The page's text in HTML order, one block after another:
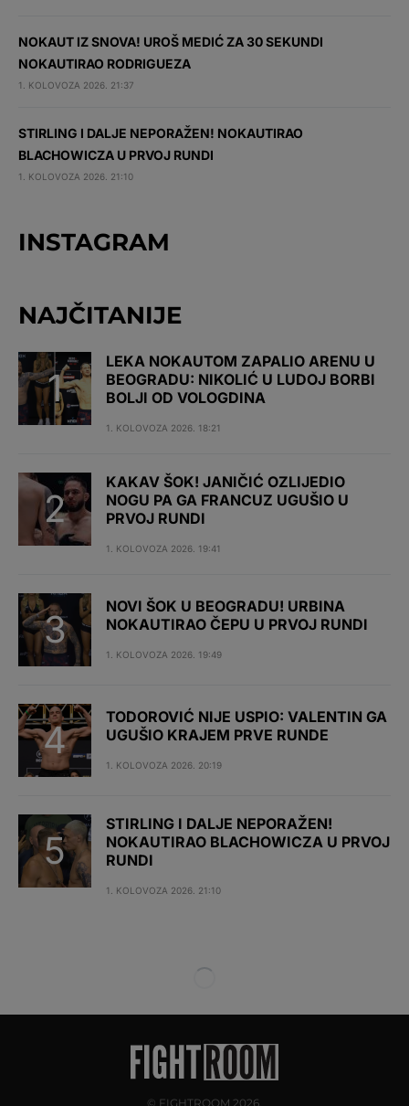
NOKAUT IZ SNOVA! UROŠ MEDIĆ ZA 30 SEKUNDI
NOKAUTIRAO RODRIGUEZA
1. KOLOVOZA 2026. 21:37
STIRLING I DALJE NEPORAŽEN! NOKAUTIRAO
BLACHOWICZA U PRVOJ RUNDI
1. KOLOVOZA 2026. 21:10
INSTAGRAM
NAJČITANIJE
LEKA NOKAUTOM ZAPALIO ARENU U
BEOGRADU: NIKOLIĆ U LUDOJ BORBI
BOLJI OD VOLOGDINA
1. KOLOVOZA 2026. 18:21
KAKAV ŠOK! JANIČIĆ OZLIJEDIO
NOGU PA GA FRANCUZ UGUŠIO U
PRVOJ RUNDI
1. KOLOVOZA 2026. 19:41
NOVI ŠOK U BEOGRADU! URBINA
NOKAUTIRAO ČEPU U PRVOJ RUNDI
1. KOLOVOZA 2026. 19:49
TODOROVIĆ NIJE USPIO: VALENTIN GA
UGUŠIO KRAJEM PRVE RUNDE
1. KOLOVOZA 2026. 20:19
STIRLING I DALJE NEPORAŽEN!
NOKAUTIRAO BLACHOWICZA U PRVOJ
RUNDI
1. KOLOVOZA 2026. 21:10
© FIGHTROOM 2026.